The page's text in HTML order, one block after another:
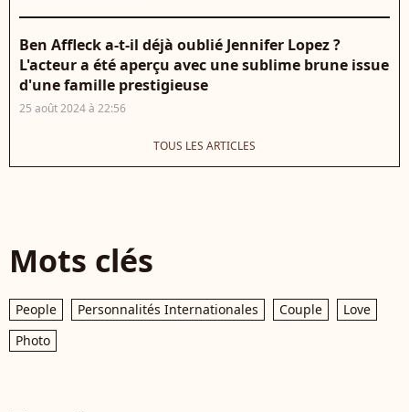
Ben Affleck a-t-il déjà oublié Jennifer Lopez ?
L'acteur a été aperçu avec une sublime brune issue
d'une famille prestigieuse
25 août 2024 à 22:56
TOUS LES ARTICLES
Mots clés
People Personnalités Internationales Couple
Love
Photo